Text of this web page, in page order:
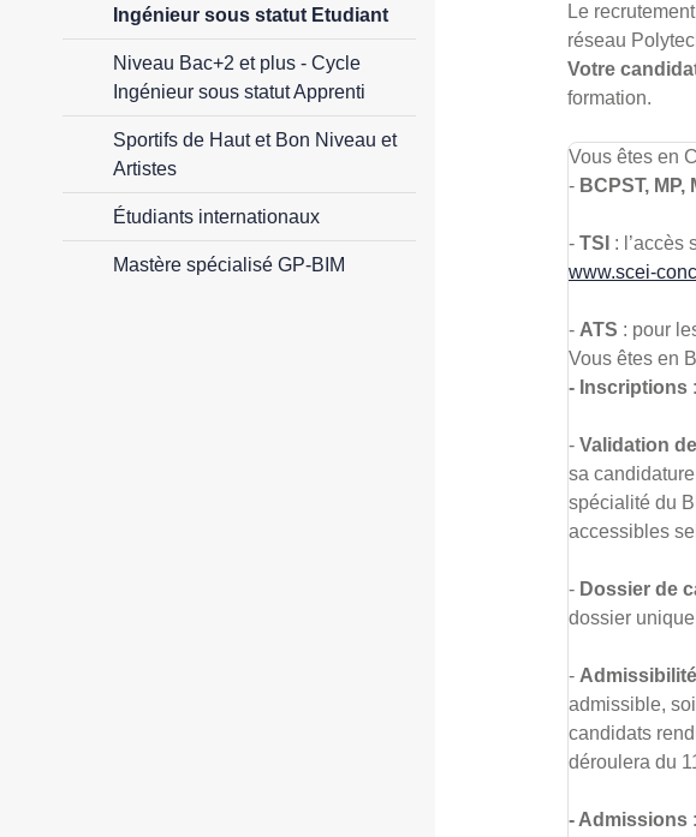
Le
réseau
Votre
formation.
Vous êtes en
- BCPST, MP,
- TSI : l’accès
www.scei-
- ATS : pour
Vous êtes en
- Inscriptions:
- Validation
sa
spécialité du
accessibles
- Dossier de
dossier
-
admissible,
candidats
déroulera du
- Admissions:
Ingénieur sous statut Etudiant
Niveau Bac+2 et plus - Cycle
Ingénieur sous statut Apprenti
Sportifs de Haut et Bon Niveau et
Artistes
Étudiants internationaux
Mastère spécialisé GP-BIM